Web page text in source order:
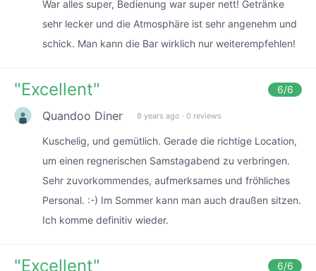
War alles super, Bedienung war super nett! Getränke
sehr lecker und die Atmosphäre ist sehr angenehm und
schick. Man kann die Bar wirklich nur weiterempfehlen!
"Excellent" 6/6
Quandoo Diner 8 years ago · 0 reviews
Kuschelig, und gemütlich. Gerade die richtige Location,
um einen regnerischen Samstagabend zu verbringen.
Sehr zuvorkommendes, aufmerksames und fröhliches
Personal. :-) Im Sommer kann man auch draußen sitzen.
Ich komme definitiv wieder.
"Excellent" 6/6